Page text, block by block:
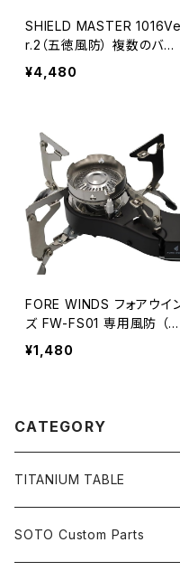
SHIELD MASTER 1016Ve
r.2（五徳風防） 複数のバー
ナーに取付け可能
¥4,480
FORE WINDS フォアウイ
ズ FW-FS01 専用風防 （バ
ーナーは別売）
¥1,480
CATEGORY
TITANIUM TABLE
遮熱テーブル
SOTO Custom Parts